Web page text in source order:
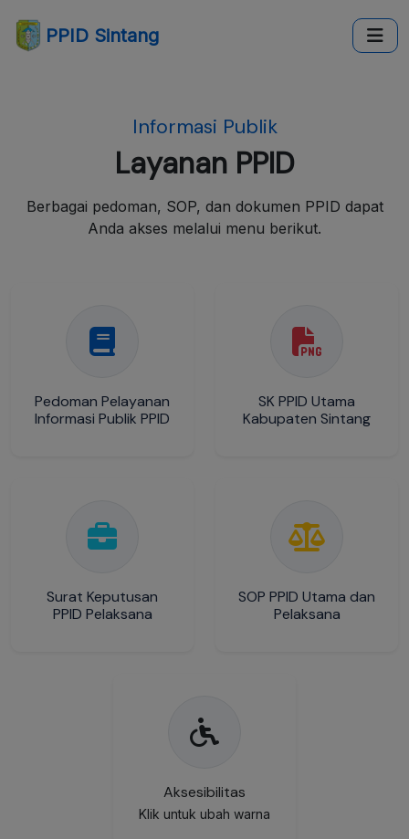
PPID Sintang
Informasi Publik
Layanan PPID
Berbagai pedoman, SOP, dan dokumen PPID dapat
Anda akses melalui menu berikut.
Pedoman Pelayanan
Informasi Publik PPID
SK PPID Utama
Kabupaten Sintang
Surat Keputusan
PPID Pelaksana
SOP PPID Utama dan
Pelaksana
Aksesibilitas
Klik untuk ubah warna